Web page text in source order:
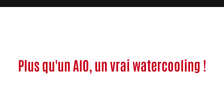
Plus qu'un AIO, un vrai watercooling !